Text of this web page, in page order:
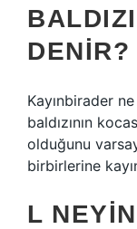
DENIR?
Kayınbirader
baldızının
olduğunu
birbirlerine
L